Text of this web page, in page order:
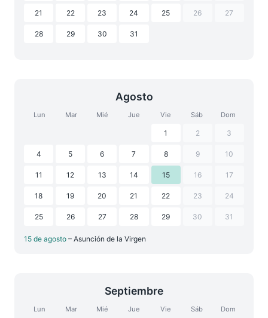
21 22 23 24 25 26 27
28 29 30 31
Agosto
Lun Mar Mié Jue Vie Sáb Dom
1 2 3
4 5 6 7 8 9 10
11 12 13 14 15 16 17
18 19 20 21 22 23 24
25 26 27 28 29 30 31
15 de agosto – Asunción de la Virgen
Septiembre
Lun Mar Mié Jue Vie Sáb Dom